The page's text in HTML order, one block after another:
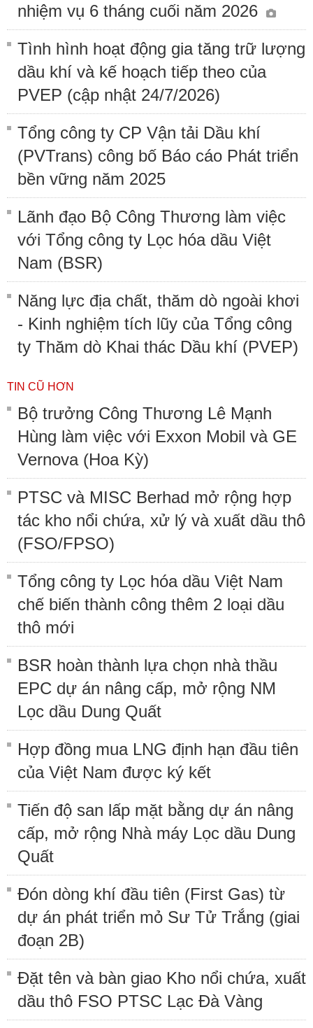
nhiệm vụ 6 tháng cuối năm 2026
Tình hình hoạt động gia tăng trữ lượng
dầu khí và kế hoạch tiếp theo của
PVEP (cập nhật 24/7/2026)
Tổng công ty CP Vận tải Dầu khí
(PVTrans) công bố Báo cáo Phát triển
bền vững năm 2025
Lãnh đạo Bộ Công Thương làm việc
với Tổng công ty Lọc hóa dầu Việt
Nam (BSR)
Năng lực địa chất, thăm dò ngoài khơi
- Kinh nghiệm tích lũy của Tổng công
ty Thăm dò Khai thác Dầu khí (PVEP)
TIN CŨ HƠN
Bộ trưởng Công Thương Lê Mạnh
Hùng làm việc với Exxon Mobil và GE
Vernova (Hoa Kỳ)
PTSC và MISC Berhad mở rộng hợp
tác kho nổi chứa, xử lý và xuất dầu thô
(FSO/FPSO)
Tổng công ty Lọc hóa dầu Việt Nam
chế biến thành công thêm 2 loại dầu
thô mới
BSR hoàn thành lựa chọn nhà thầu
EPC dự án nâng cấp, mở rộng NM
Lọc dầu Dung Quất
Hợp đồng mua LNG định hạn đầu tiên
của Việt Nam được ký kết
Tiến độ san lấp mặt bằng dự án nâng
cấp, mở rộng Nhà máy Lọc dầu Dung
Quất
Đón dòng khí đầu tiên (First Gas) từ
dự án phát triển mỏ Sư Tử Trắng (giai
đoạn 2B)
Đặt tên và bàn giao Kho nổi chứa, xuất
dầu thô FSO PTSC Lạc Đà Vàng